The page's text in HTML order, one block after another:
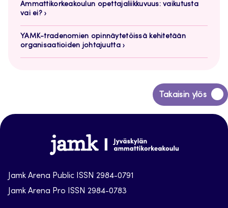
Ammattikorkeakoulun opettajaliikkuvuus: vaikutusta
vai ei?
YAMK-tradenomien opinnäytetöissä kehitetään
organisaatioiden johtajuutta
Takaisin ylös
Siirry
takaisin
Jamk
Arena
Jamk Arena Public ISSN 2984-0791
Jamk Arena Pro ISSN 2984-0783